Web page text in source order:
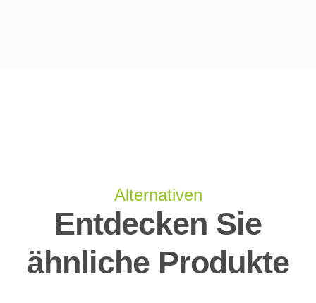
Alternativen
Entdecken Sie
ähnliche Produkte